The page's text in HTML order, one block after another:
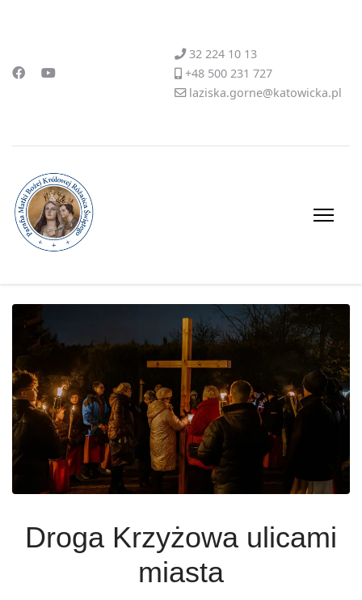
32 224 10 13
+48 500 231 727
laziska.gorne@katowicka.pl
Droga Krzyżowa ulicami
miasta